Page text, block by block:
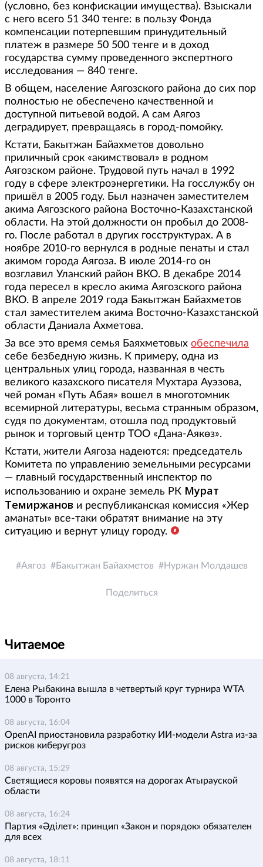
(условно, без конфискации имущества). Взыскали
с него всего 51 340 тенге: в пользу Фонда
компенсации потерпевшим принудительный
платеж в размере 50 500 тенге и в доход
государства сумму проведенного экспертного
исследования — 840 тенге.
В общем, население Аягозского района до сих пор
полностью не обеспечено качественной и
доступной питьевой водой. А сам Аягоз
деградирует, превращаясь в город-помойку.
Кстати, Бакытжан Байахметов довольно
приличный срок «акимствовал» в родном
Аягозском районе. Трудовой путь начал в 1992
году в сфере электроэнергетики. На госслужбу он
пришёл в 2005 году. Был назначен заместителем
акима Аягозского района Восточно-Казахстанской
области. На этой должности он пробыл до 2008-
го. После работал в других госструктурах. А в
ноябре 2010-го вернулся в родные пенаты и стал
акимом города Аягоза. В июле 2014-го он
возглавил Уланский район ВКО. В декабре 2014
года пересел в кресло акима Аягозского района
ВКО. В апреле 2019 года Бакытжан Байахметов
стал заместителем акима Восточно-Казахстанской
области Даниала Ахметова.
За все это время семья Баяхметовых обеспечила
себе безбедную жизнь. К примеру, одна из
центральных улиц города, названная в честь
великого казахского писателя Мухтара Ауэзова,
чей роман «Путь Абая» вошел в многотомник
всемирной литературы, весьма странным образом,
судя по документам, отошла под продуктовый
рынок и торговый центр ТОО «Дана-Аякөз».
Кстати, жители Аягоза надеются: председатель
Комитета по управлению земельными ресурсами
— главный государственный инспектор по
использованию и охране земель РК Мурат
Темиржанов и республиканская комиссия «Жер
аманаты» все-таки обратят внимание на эту
ситуацию и вернут улицу городу.
Аягоз Бакытжан Байахметов Нуржан Молдашев
Поделиться
Читаемое
08 августа, 14:21
Елена Рыбакина вышла в четвертый круг турнира WTA
1000 в Торонто
08 августа, 16:04
OpenAI приостановила разработку ИИ-модели Astra из-за
рисков киберугроз
08 августа, 15:29
Светящиеся коровы появятся на дорогах Атырауской
области
08 августа, 16:24
Партия «Әділет»: принцип «Закон и порядок» обязателен
для всех
08 августа, 18:11